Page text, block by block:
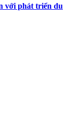
với phát triển du